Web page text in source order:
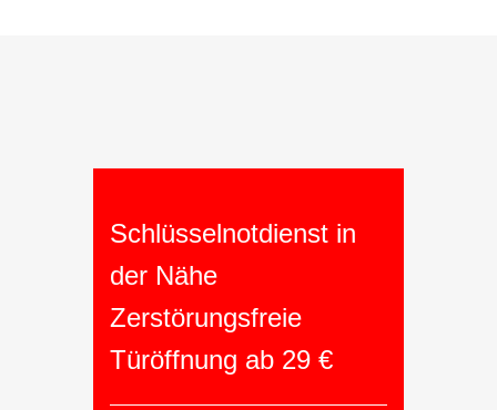
Schlüsselnotdienst in
der Nähe
Zerstörungsfreie
Türöffnung ab 29 €